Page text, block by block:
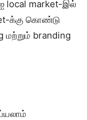
local market-இல்
க்கு கொண்டு
மற்றும் branding